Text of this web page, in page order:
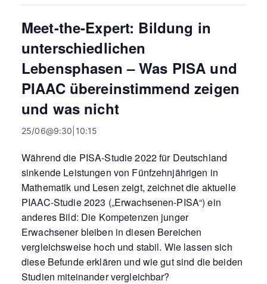
Meet-the-Expert: Bildung in
unterschiedlichen
Lebensphasen – Was PISA und
PIAAC übereinstimmend zeigen
und was nicht
25/06@9:30 10:15
Während die PISA-Studie 2022 für Deutschland
sinkende Leistungen von Fünfzehnjährigen in
Mathematik und Lesen zeigt, zeichnet die aktuelle
PIAAC-Studie 2023 („Erwachsenen-PISA“) ein
anderes Bild: Die Kompetenzen junger
Erwachsener bleiben in diesen Bereichen
vergleichsweise hoch und stabil. Wie lassen sich
diese Befunde erklären und wie gut sind die beiden
Studien miteinander vergleichbar?